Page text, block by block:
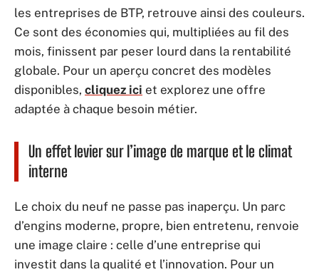
les entreprises de BTP, retrouve ainsi des couleurs.
Ce sont des économies qui, multipliées au fil des
mois, finissent par peser lourd dans la rentabilité
globale. Pour un aperçu concret des modèles
disponibles, cliquez ici et explorez une offre
adaptée à chaque besoin métier.
Un effet levier sur l’image de marque et le climat
interne
Le choix du neuf ne passe pas inaperçu. Un parc
d’engins moderne, propre, bien entretenu, renvoie
une image claire : celle d’une entreprise qui
investit dans la qualité et l’innovation. Pour un